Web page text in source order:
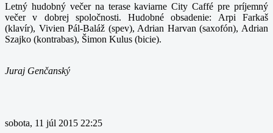
Letný hudobný večer na terase kaviarne City Caffé pre príjemný
večer v dobrej spoločnosti. Hudobné obsadenie: Arpi Farkaš
(klavír), Vivien Pál-Baláž (spev), Adrian Harvan (saxofón), Adrian
Szajko (kontrabas), Šimon Kulus (bicie).
Juraj Genčanský
sobota, 11 júl 2015 22:25